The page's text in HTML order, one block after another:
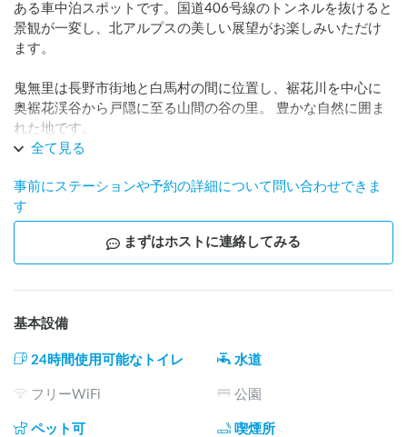
ある車中泊スポットです。国道406号線のトンネルを抜けると
景観が一変し、北アルプスの美しい展望がお楽しみいただけ
ます。
鬼無里は長野市街地と白馬村の間に位置し、裾花川を中心に
奥裾花渓谷から戸隠に至る山間の谷の里。 豊かな自然に囲ま
れた地です。
鬼素敵な場所なのでぜひお越しください！
全て見る
事前にステーションや予約の詳細について問い合わせできま
す
まずはホストに連絡してみる
基本設備
24時間使用可能なトイレ 水道
フリーWiFi 公園
ペット可 喫煙所